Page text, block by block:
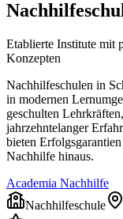
Etablierte Institute mit
Konzepten
Nachhilfeschulen in
in modernen
geschulten
jahrzehntelanger
bieten
Nachhilfe hinaus.
Academia Nachhilfe
Nachhilfeschule